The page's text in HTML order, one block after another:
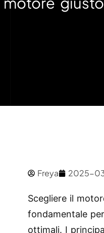
Freya 2025-
Scegliere il
fondamentale
ottimali. I